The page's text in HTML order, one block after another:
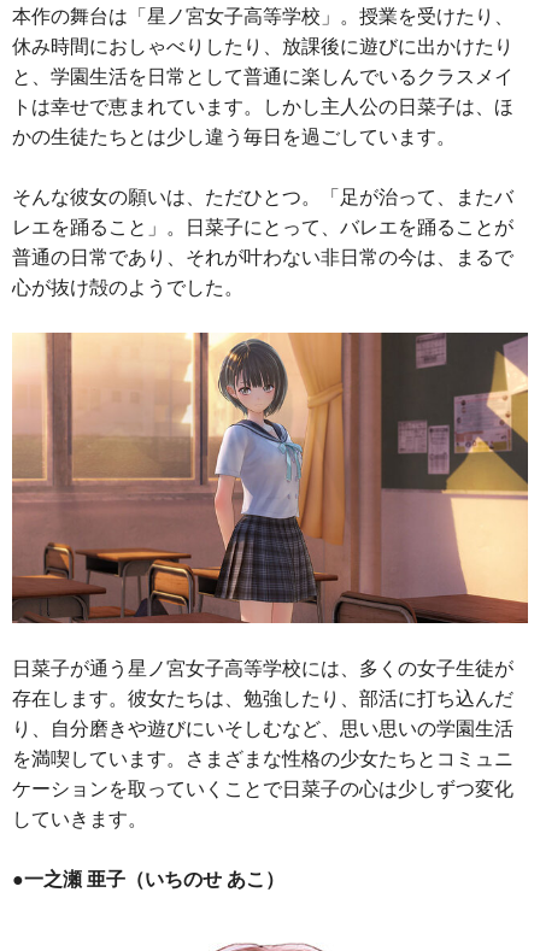
本作の舞台は「星ノ宮女子高等学校」。授業を受けたり、
休み時間におしゃべりしたり、放課後に遊びに出かけたり
と、学園生活を日常として普通に楽しんでいるクラスメイ
トは幸せで恵まれています。しかし主人公の日菜子は、ほ
かの生徒たちとは少し違う毎日を過ごしています。
そんな彼女の願いは、ただひとつ。「足が治って、またバ
レエを踊ること」。日菜子にとって、バレエを踊ることが
普通の日常であり、それが叶わない非日常の今は、まるで
心が抜け殻のようでした。
日菜子が通う星ノ宮女子高等学校には、多くの女子生徒が
存在します。彼女たちは、勉強したり、部活に打ち込んだ
り、自分磨きや遊びにいそしむなど、思い思いの学園生活
を満喫しています。さまざまな性格の少女たちとコミュニ
ケーションを取っていくことで日菜子の心は少しずつ変化
していきます。
●一之瀬 亜子（いちのせ あこ）